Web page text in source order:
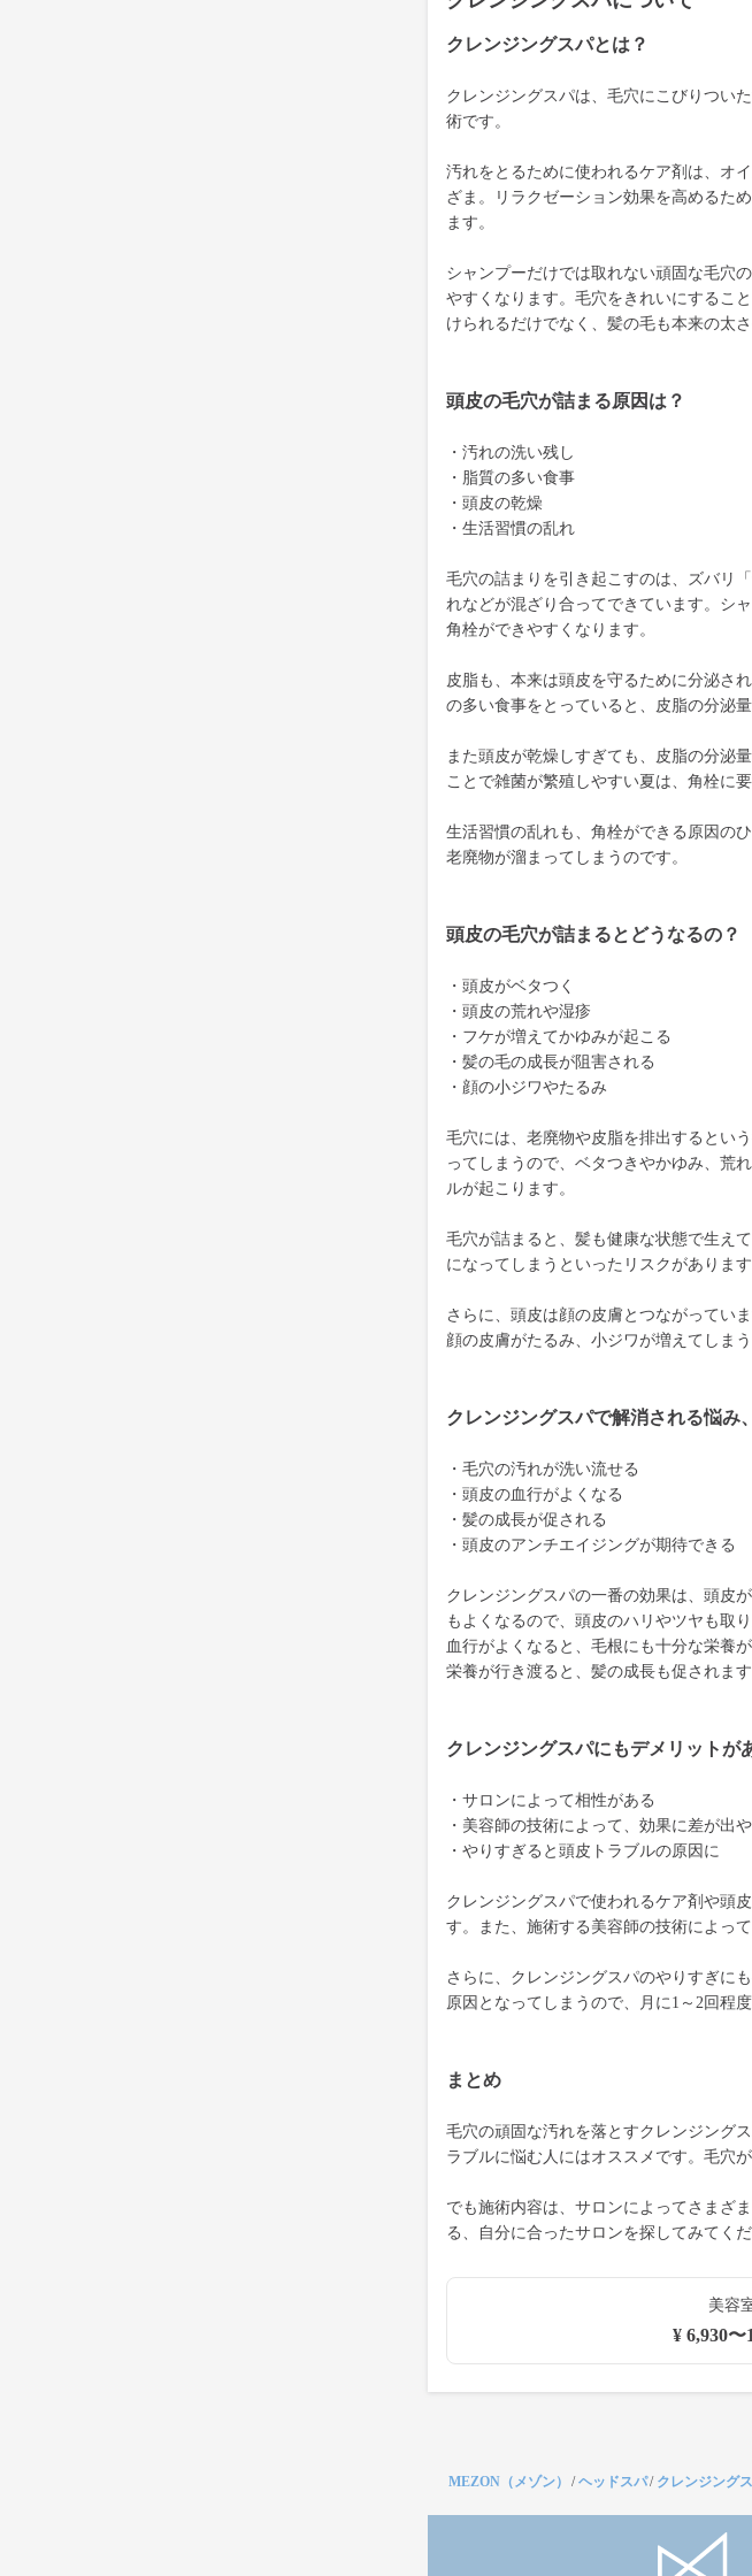
クレンジングスパとは？
クレンジングスパは、毛穴にこびりつい
術です。
汚れをとるために使われるケア剤は、オ
ざま。リラクゼーション効果を高めるた
ます。
シャンプーだけでは取れない頑固な毛穴
やすくなります。毛穴をきれいにするこ
けられるだけでなく、髪の毛も本来の太
頭皮の毛穴が詰まる原因は？
・汚れの洗い残し
・脂質の多い食事
・頭皮の乾燥
・生活習慣の乱れ
毛穴の詰まりを引き起こすのは、ズバリ
れなどが混ざり合ってできています。シ
角栓ができやすくなります。
皮脂も、本来は頭皮を守るために分泌さ
の多い食事をとっていると、皮脂の分泌
また頭皮が乾燥しすぎても、皮脂の分泌
ことで雑菌が繁殖しやすい夏は、角栓に要
生活習慣の乱れも、角栓ができる原因の
老廃物が溜まってしまうのです。
頭皮の毛穴が詰まるとどうなるの？
・頭皮がベタつく
・頭皮の荒れや湿疹
・フケが増えてかゆみが起こる
・髪の毛の成長が阻害される
・顔の小ジワやたるみ
毛穴には、老廃物や皮脂を排出するとい
ってしまうので、ベタつきやかゆみ、荒
ルが起こります。
毛穴が詰まると、髪も健康な状態で生え
になってしまうといったリスクがあります
さらに、頭皮は顔の皮膚とつながってい
顔の皮膚がたるみ、小ジワが増えてしま
クレンジングスパで解消される悩み
・毛穴の汚れが洗い流せる
・頭皮の血行がよくなる
・髪の成長が促される
・頭皮のアンチエイジングが期待できる
クレンジングスパの一番の効果は、頭皮
もよくなるので、頭皮のハリやツヤも取り
血行がよくなると、毛根にも十分な栄養
栄養が行き渡ると、髪の成長も促されます
クレンジングスパにもデメリットが
・サロンによって相性がある
・美容師の技術によって、効果に差が出
・やりすぎると頭皮トラブルの原因に
クレンジングスパで使われるケア剤や頭
す。また、施術する美容師の技術によっ
さらに、クレンジングスパのやりすぎに
原因となってしまうので、月に1～2回程
まとめ
毛穴の頑固な汚れを落とすクレンジング
ラブルに悩む人にはオススメです。毛穴
でも施術内容は、サロンによってさまざ
る、自分に合ったサロンを探してみてくだ
美容
¥ 6,930〜
MEZON（メゾン） /ヘッドスパ/ クレンジング